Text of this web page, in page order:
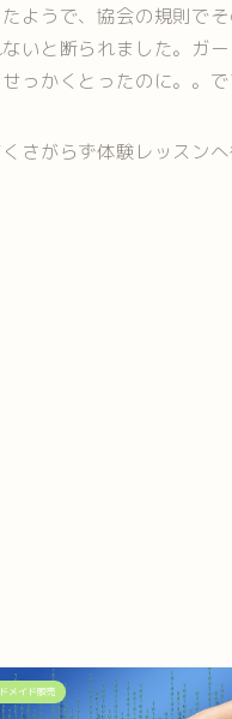
ようで、協会の規則で
いと断られました。ガ
っかくとったのに。。で
さがらず体験レッスン
メイド販売